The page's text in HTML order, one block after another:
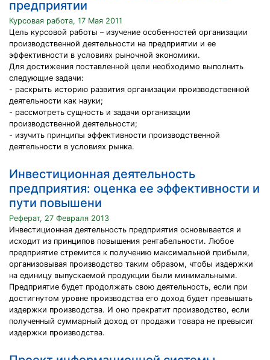
предприятии
Курсовая работа, 17 Мая 2011
Цель курсовой работы – изучение особенностей организации
производственной деятельности на предприятии и ее
эффективности в условиях рыночной экономики.
Для достижения поставленной цели необходимо выполнить
следующие задачи:
- раскрыть историю развития организации производственной
деятельности как науки;
- рассмотреть сущность и задачи организации
производственной деятельности;
- изучить принципы эффективности производственной
деятельности в условиях рынка.
Инвестиционная деятельность
предприятия: оценка ее эффективности и
пути повышени
Реферат, 27 Февраля 2013
Инвестиционная деятельность предприятия основывается и
исходит из принципов повышения рентабельности. Любое
предприятие стремится к получению максимальной прибыли,
организовывая производство таким образом, чтобы издержки
на единицу выпускаемой продукции были минимальными.
Предприятие будет продолжать свою деятельность, если при
достигнутом уровне производства его доход будет превышать
издержки производства. И оно прекратит производство, если
полученный суммарный доход от продажи товара не превысит
издержки производства.